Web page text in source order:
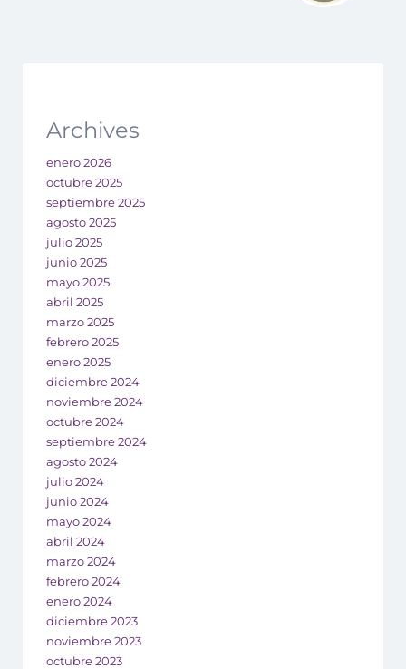
Archives
enero 2026
octubre 2025
septiembre 2025
agosto 2025
julio 2025
junio 2025
mayo 2025
abril 2025
marzo 2025
febrero 2025
enero 2025
diciembre 2024
noviembre 2024
octubre 2024
septiembre 2024
agosto 2024
julio 2024
junio 2024
mayo 2024
abril 2024
marzo 2024
febrero 2024
enero 2024
diciembre 2023
noviembre 2023
octubre 2023